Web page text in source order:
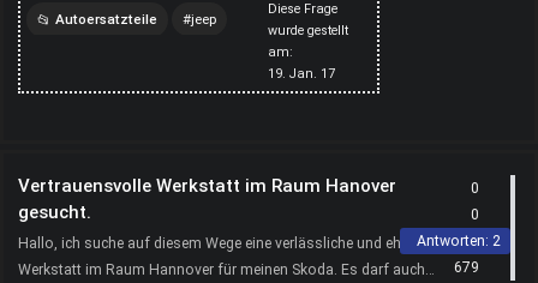
Diese Frage
wurde gestellt
am:
19. Jan. 17
Autoersatzteile jeep
Vertrauensvolle Werkstatt im Raum Hanover
gesucht.
Hallo, ich suche auf diesem Wege eine verlässliche und ehrliche
Werkstatt im Raum Hannover für meinen Skoda. Es darf auch
0
0
Antworten: 2
679